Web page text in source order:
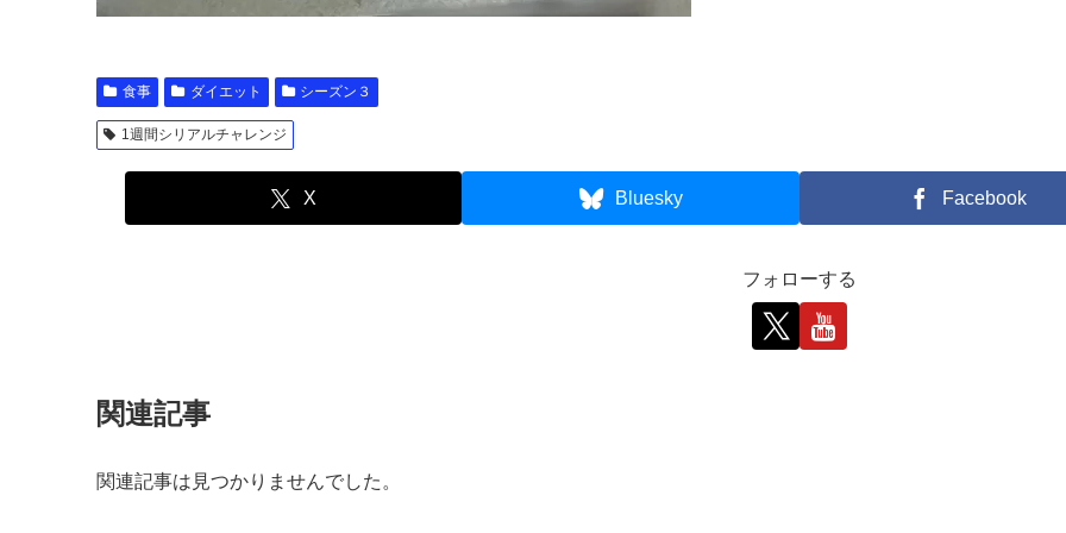
食事 ダイエット シーズン３
1週間シリアルチャレンジ
X Bluesky Facebook
フォローする
関連記事
関連記事は見つかりませんでした。